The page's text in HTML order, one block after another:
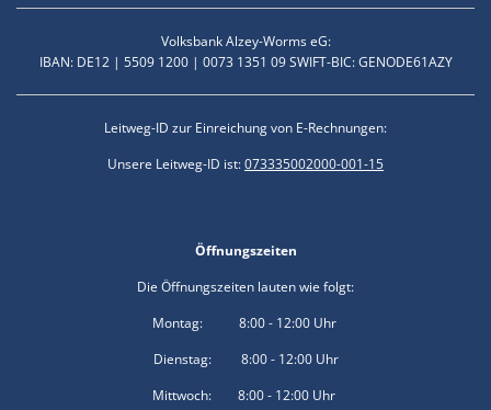
Volksbank Alzey-Worms eG:
IBAN: DE12 | 5509 1200 | 0073 1351 09 SWIFT-BIC: GENODE61AZY
Leitweg-ID zur Einreichung von E-Rechnungen:
Unsere Leitweg-ID ist:073335002000-001-15
Öffnungszeiten
Die Öffnungszeiten lauten wie folgt:
Montag: 8:00 - 12:00 Uhr
Dienstag: 8:00 - 12:00 Uhr
Mittwoch: 8:00 - 12:00 Uhr